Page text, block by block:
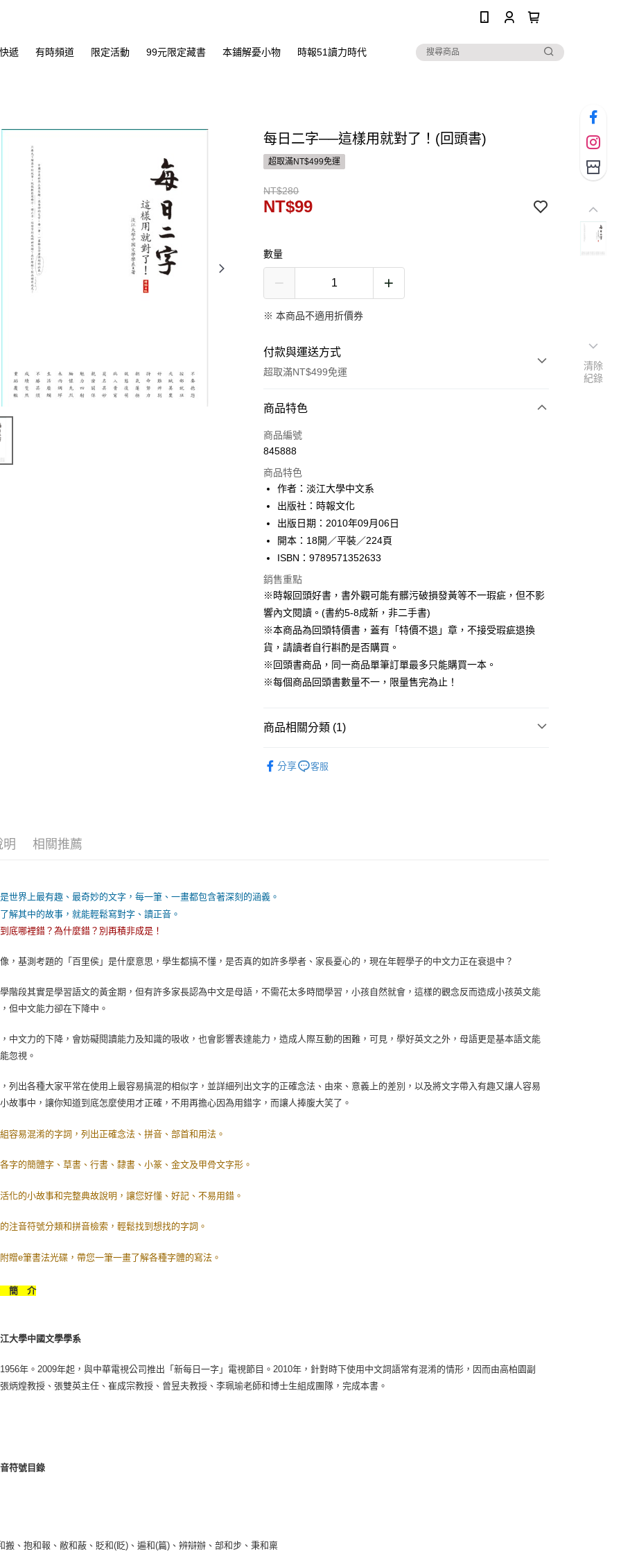
遞 有時頻道 限定活動 99元限定藏書 本鋪解憂小物 時報51讀力時代
每日二字──這樣用就對了！(回頭書)
超取滿NT$499免運
NT$280
NT$99
數量
※ 本商品不適用折價券
付款與運送方式
超取滿NT$499免運
付款方式
信用卡一次付款
運送方式
付款後全家取貨
每筆NT$60，滿NT$499(含以上)免運費
付款後7-11取貨
每筆NT$60，滿NT$499(含以上)免運費
宅配
每筆NT$100，滿NT$499(含以上)免運費
商品特色
商品編號
845888
商品特色
作者：淡江大學中文系
出版社：時報文化
出版日期：2010年09月06日
開本：18開／平裝／224頁
ISBN：9789571352633
銷售重點
※時報回頭好書，書外觀可能有髒污破損發黃等不一瑕疵，但不影
響內文閱讀。(書約5-8成新，非二手書)
※本商品為回頭特價書，蓋有「特價不退」章，不接受瑕疵退換
貨，請讀者自行斟酌是否購買。
※回頭書商品，同一商品單筆訂單最多只能購買一本。
※每個商品回頭書數量不一，限量售完為止！
商品相關分類 (1)
分享
客服
明 相關推薦
世界上最有趣、最奇妙的文字，每一筆、一畫都包含著深刻的涵義。
解其中的故事，就能輕鬆寫對字、讀正音。
底哪裡錯？為什麼錯？別再積非成是！
，基測考題的「百里侯」是什麼意思，學生都搞不懂，是否真的如許多學者、家長憂心的，現在年輕學子的中文力正在衰退中？
階段其實是學習語文的黃金期，但有許多家長認為中文是母語，不需花太多時間學習，小孩自然就會，這樣的觀念反而造成小孩英文能
但中文能力卻在下降中。
中文力的下降，會妨礙閱讀能力及知識的吸收，也會影響表達能力，造成人際互動的困難，可見，學好英文之外，母語更是基本語文能
忽視。
列出各種大家平常在使用上最容易搞混的相似字，並詳細列出文字的正確念法、由來、意義上的差別，以及將文字帶入有趣又讓人容易
故事中，讓你知道到底怎麼使用才正確，不用再擔心因為用錯字，而讓人捧腹大笑了。
容易混淆的字詞，列出正確念法、拼音、部首和用法。
字的簡體字、草書、行書、隸書、小篆、金文及甲骨文字形。
化的小故事和完整典故說明，讓您好懂、好記、不易用錯。
注音符號分類和拼音檢索，輕鬆找到想找的字詞。
贈e筆書法光碟，帶您一筆一畫了解各種字體的寫法。
簡 介
大學中國文學學系
年。2009年起，與中華電視公司推出「新每日一字」電視節目。2010年，針對時下使用中文詞語常有混淆的情形，因而由高柏園副
炳煌教授、張雙英主任、崔成宗教授、曾昱夫教授、李珮瑜老師和博士生組成團隊，完成本書。
符號目錄
搬、抱和報、敝和蔽、貶和(眨)、遍和(篇)、辨辯辦、部和步、秉和稟
清除
紀錄